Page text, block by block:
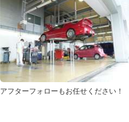
アフターフォローもお任せください！